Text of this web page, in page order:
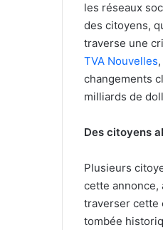
les réseaux
des citoyens,
traverse une
TVA Nouvelles
changements
milliards de
Des citoyens
Plusieurs
cette annonce,
traverser cette
tombée